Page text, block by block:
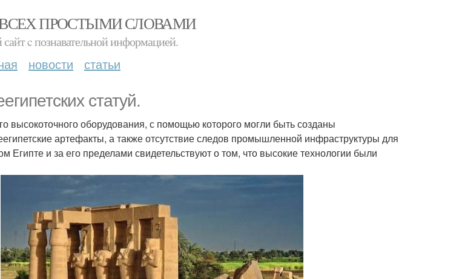
ПРОСТЫМИ СЛОВАМИ
c познавательной информацией.
новости статьи
статуй.
высокоточного оборудования, с помощью которого могли быть созданы
артефакты, а также отсутствие следов промышленной инфраструктуры для
Египте и за его пределами свидетельствуют о том, что высокие технологии были